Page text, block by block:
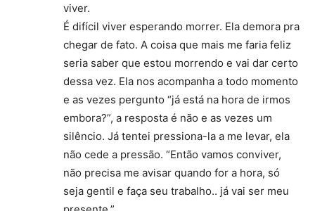
viver.
É difícil viver esperando morrer. Ela demora pra
chegar de fato. A coisa que mais me faria feliz
seria saber que estou morrendo e vai dar certo
dessa vez. Ela nos acompanha a todo momento
e as vezes pergunto “já está na hora de irmos
embora?”, a resposta é não e as vezes um
silêncio. Já tentei pressiona-la a me levar, ela
não cede a pressão. “Então vamos conviver,
não precisa me avisar quando for a hora, só
seja gentil e faça seu trabalho.. já vai ser meu